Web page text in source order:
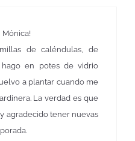
Mónica!
de caléndulas, de
en potes de vidrio
a plantar cuando me
La verdad es que
agradecido tener nuevas